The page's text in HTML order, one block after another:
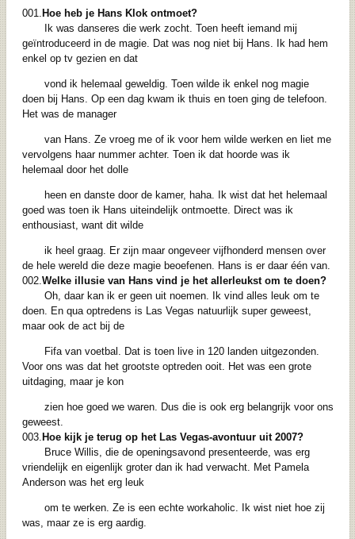
001. Hoe heb je Hans Klok ontmoet?
Ik was danseres die werk zocht. Toen heeft iemand mij
geïntroduceerd in de magie. Dat was nog niet bij Hans. Ik had hem
enkel op tv gezien en dat
vond ik helemaal geweldig. Toen wilde ik enkel nog magie
doen bij Hans. Op een dag kwam ik thuis en toen ging de telefoon.
Het was de manager
van Hans. Ze vroeg me of ik voor hem wilde werken en liet me
vervolgens haar nummer achter. Toen ik dat hoorde was ik
helemaal door het dolle
heen en danste door de kamer, haha. Ik wist dat het helemaal
goed was toen ik Hans uiteindelijk ontmoette. Direct was ik
enthousiast, want dit wilde
ik heel graag. Er zijn maar ongeveer vijfhonderd mensen over
de hele wereld die deze magie beoefenen. Hans is er daar één van.
002.Welke illusie van Hans vind je het allerleukst om te doen?
Oh, daar kan ik er geen uit noemen. Ik vind alles leuk om te
doen. En qua optredens is Las Vegas natuurlijk super geweest,
maar ook de act bij de
Fifa van voetbal. Dat is toen live in 120 landen uitgezonden.
Voor ons was dat het grootste optreden ooit. Het was een grote
uitdaging, maar je kon
zien hoe goed we waren. Dus die is ook erg belangrijk voor ons
geweest.
003. Hoe kijk je terug op het Las Vegas-avontuur uit 2007?
Bruce Willis, die de openingsavond presenteerde, was erg
vriendelijk en eigenlijk groter dan ik had verwacht. Met Pamela
Anderson was het erg leuk
om te werken. Ze is een echte workaholic. Ik wist niet hoe zij
was, maar ze is erg aardig.